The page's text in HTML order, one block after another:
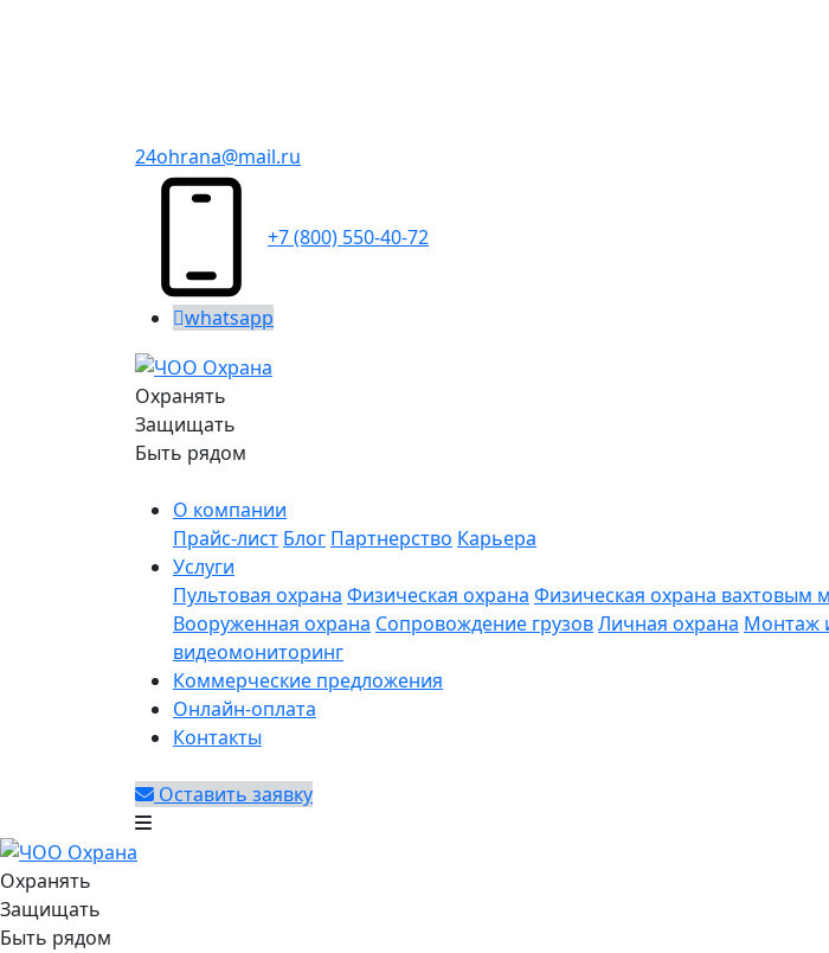
24ohrana@mail.ru
+7 (800) 550-40-72
whatsapp
Охранять
Защищать
Быть рядом
О компании
Прайс-лист Блог Партнерство Карьера
Услуги
Пультовая охрана Физическая охрана Физическая охрана вахтовым
Вооруженная охрана Сопровождение грузовЛичная охрана Монтаж
видеомониторинг
Коммерческие предложения
Онлайн-оплата
Контакты
Оставить заявку
Охранять
Защищать
Быть рядом